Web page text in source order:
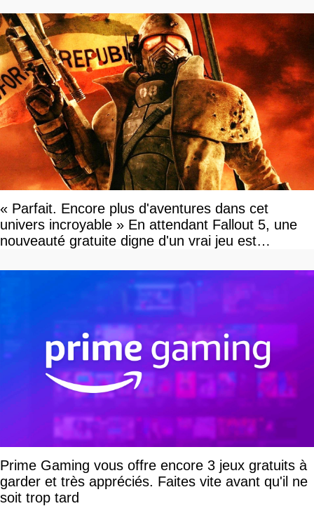
« Parfait. Encore plus d'aventures dans cet
univers incroyable » En attendant Fallout 5, une
nouveauté gratuite digne d'un vrai jeu est
Prime Gaming vous offre encore 3 jeux gratuits à
garder et très appréciés. Faites vite avant qu'il ne
soit trop tard